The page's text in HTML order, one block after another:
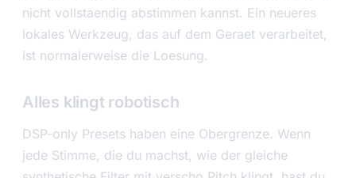
nicht vollstaendig abstimmen kannst. Ein neueres
lokales Werkzeug, das auf dem Geraet verarbeitet,
ist normalerweise die Loesung.
Alles klingt robotisch
DSP-only Presets haben eine Obergrenze. Wenn
jede Stimme, die du machst, wie der gleiche